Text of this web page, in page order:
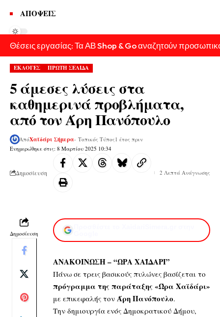
ΑΠΟΨΕΙΣ
Θέσεις εργασίας: Τα ΑΒ Shop & Go αναζητούν
ΕΚΛΟΓΕΣ ΠΡΩΤΗ ΣΕΛΙΔΑ
5 άμεσες λύσεις στα
καθημερινά προβλήματα,
από τον Άρη Πανόπουλο
Ενημερώθηκε στις: 8 Μαρτίου 2025 10:34
ΑπόΧαϊδάρι Σήμερα- Τοπικός Τύπος 1 έτος πριν
Δημοσίευση 2 Λεπτά Ανάγνωσης
Δημοσίευση
ΑΝΑΚΟΙΝΩΣΗ – “ΩΡΑ ΧΑΪΔΑΡΙ”
Πάνω σε τρεις βασικούς πυλώνες βασίζεται το
πρόγραμμα της παράταξης «Ώρα Χαϊδάρι»
με επικεφαλής τον Άρη Πανόπουλο.
Την δημιουργία ενός Δημοκρατικού Δήμου,